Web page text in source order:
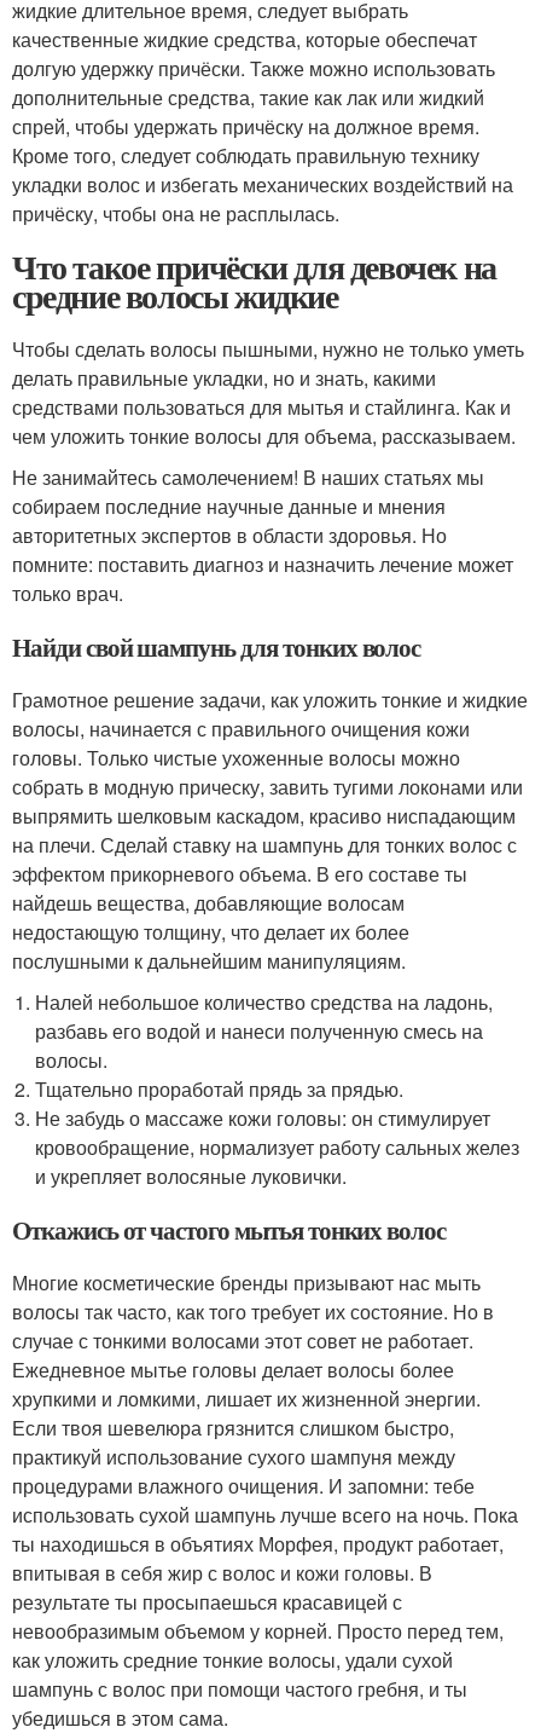
жидкие длительное время, следует выбрать
качественные жидкие средства, которые обеспечат
долгую удержку причёски. Также можно использовать
дополнительные средства, такие как лак или жидкий
спрей, чтобы удержать причёску на должное время.
Кроме того, следует соблюдать правильную технику
укладки волос и избегать механических воздействий на
причёску, чтобы она не расплылась.
Что такое причёски для девочек на
средние волосы жидкие
Чтобы сделать волосы пышными, нужно не только уметь
делать правильные укладки, но и знать, какими
средствами пользоваться для мытья и стайлинга. Как и
чем уложить тонкие волосы для объема, рассказываем.
Не занимайтесь самолечением! В наших статьях мы
собираем последние научные данные и мнения
авторитетных экспертов в области здоровья. Но
помните: поставить диагноз и назначить лечение может
только врач.
Найди свой шампунь для тонких волос
Грамотное решение задачи, как уложить тонкие и жидкие
волосы, начинается с правильного очищения кожи
головы. Только чистые ухоженные волосы можно
собрать в модную прическу, завить тугими локонами или
выпрямить шелковым каскадом, красиво ниспадающим
на плечи. Сделай ставку на шампунь для тонких волос с
эффектом прикорневого объема. В его составе ты
найдешь вещества, добавляющие волосам
недостающую толщину, что делает их более
послушными к дальнейшим манипуляциям.
Налей небольшое количество средства на ладонь,
разбавь его водой и нанеси полученную смесь на
волосы.
Тщательно проработай прядь за прядью.
Не забудь о массаже кожи головы: он стимулирует
кровообращение, нормализует работу сальных желез
и укрепляет волосяные луковички.
Откажись от частого мытья тонких волос
Многие косметические бренды призывают нас мыть
волосы так часто, как того требует их состояние. Но в
случае с тонкими волосами этот совет не работает.
Ежедневное мытье головы делает волосы более
хрупкими и ломкими, лишает их жизненной энергии.
Если твоя шевелюра грязнится слишком быстро,
практикуй использование сухого шампуня между
процедурами влажного очищения. И запомни: тебе
использовать сухой шампунь лучше всего на ночь. Пока
ты находишься в объятиях Морфея, продукт работает,
впитывая в себя жир с волос и кожи головы. В
результате ты просыпаешься красавицей с
невообразимым объемом у корней. Просто перед тем,
как уложить средние тонкие волосы, удали сухой
шампунь с волос при помощи частого гребня, и ты
убедишься в этом сама.